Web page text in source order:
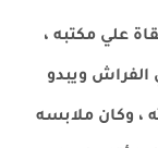
علي مكتبه ،
الفراش ويبدو
، وكان ملابسه